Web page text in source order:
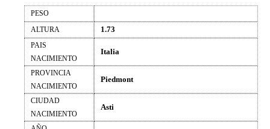
PESO
ALTURA
1.73
PAIS
NACIMIENTO
Italia
PROVINCIA
NACIMIENTO
Piedmont
CIUDAD
NACIMIENTO
Asti